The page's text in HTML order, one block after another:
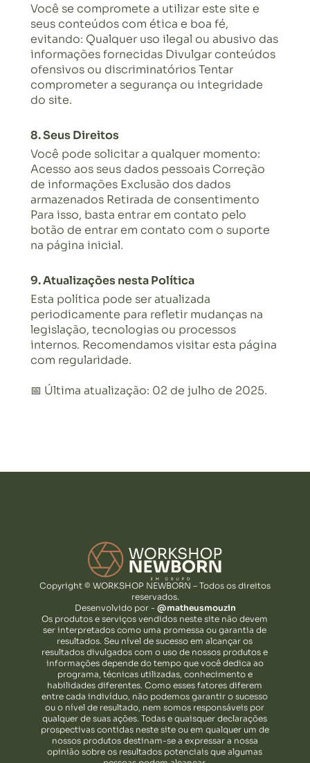
Você se compromete a utilizar este site e
seus conteúdos com ética e boa fé,
evitando: Qualquer uso ilegal ou abusivo das
informações fornecidas Divulgar conteúdos
ofensivos ou discriminatórios Tentar
comprometer a segurança ou integridade
do site.
8. Seus Direitos
Você pode solicitar a qualquer momento:
Acesso aos seus dados pessoais Correção
de informações Exclusão dos dados
armazenados Retirada de consentimento
Para isso, basta entrar em contato pelo
botão de entrar em contato com o suporte
na página inicial.
9. Atualizações nesta Política
Esta política pode ser atualizada
periodicamente para refletir mudanças na
legislação, tecnologias ou processos
internos. Recomendamos visitar esta página
com regularidade.
📅 Última atualização: 02 de julho de 2025.
Copyright © WORKSHOP NEWBORN – Todos os direitos
reservados.
Desenvolvido por - @matheusmouzin
Os produtos e serviços vendidos neste site não devem
ser interpretados como uma promessa ou garantia de
resultados. Seu nível de sucesso em alcançar os
resultados divulgados com o uso de nossos produtos e
informações depende do tempo que você dedica ao
programa, técnicas utilizadas, conhecimento e
habilidades diferentes. Como esses fatores diferem
entre cada indivíduo, não podemos garantir o sucesso
ou o nível de resultado, nem somos responsáveis por
qualquer de suas ações. Todas e quaisquer declarações
prospectivas contidas neste site ou em qualquer um de
nossos produtos destinam-se a expressar a nossa
opinião sobre os resultados potenciais que algumas